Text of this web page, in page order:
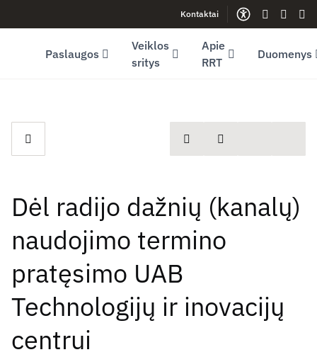
Youtube (opens in new window)Kontaktai
Gestų
Paslaugos
Veiklos
sritys
Apie
RRT
Duomenys
spausdintiDalintis
Dėl radijo dažnių (kanalų)
naudojimo termino
pratęsimo UAB
Technologijų ir inovacijų
centrui